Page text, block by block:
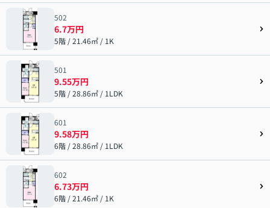
502
6.7万円
5階 / 21.46㎡ / 1K
501
9.55万円
5階 / 28.86㎡ / 1LDK
601
9.58万円
6階 / 28.86㎡ / 1LDK
602
6.73万円
6階 / 21.46㎡ / 1K